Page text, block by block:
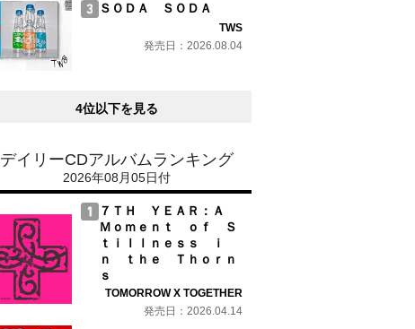
ＳＯＤＡ ＳＯＤＡ
TWS
発売日：2026.08.04
4位以下を見る
デイリーCDアルバムランキング
2026年08月05日付
７ＴＨ ＹＥＡＲ：Ａ
Ｍｏｍｅｎｔ ｏｆ Ｓ
ｔｉｌｌｎｅｓｓ ｉ
ｎ ｔｈｅ Ｔｈｏｒｎ
ｓ
TOMORROW X TOGETHER
発売日：2026.04.14